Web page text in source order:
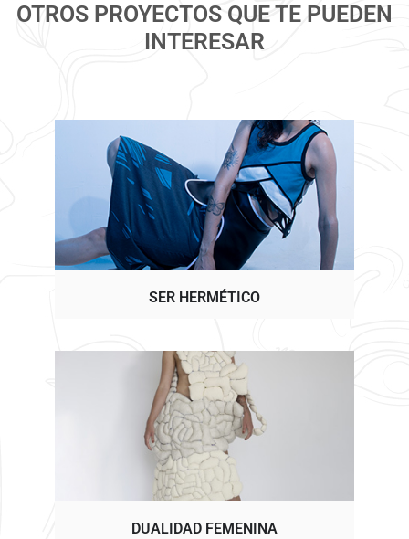
OTROS PROYECTOS QUE TE PUEDEN
INTERESAR
SER HERMÉTICO
DUALIDAD FEMENINA